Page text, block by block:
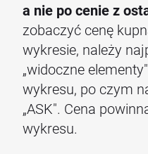
a nie po cenie z
zobaczyć cenę
wykresie, należy
„widoczne
wykresu, po czym
„ASK". Cena
wykresu.